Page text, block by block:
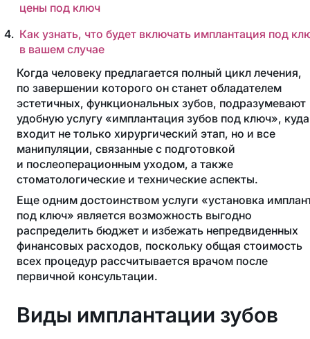
цены под ключ
Как узнать, что будет включать имплантация под
в вашем случае
Когда человеку предлагается полный цикл лечения,
по завершении которого он станет обладателем
эстетичных, функциональных зубов, подразумевают
удобную услугу «имплантация зубов под ключ», куда
входит не только хирургический этап, но и все
манипуляции, связанные с подготовкой
и послеоперационным уходом, а также
стоматологические и технические аспекты.
Еще одним достоинством услуги «установка
под ключ» является возможность выгодно
распределить бюджет и избежать непредвиденных
финансовых расходов, поскольку общая стоимость
всех процедур рассчитывается врачом после
первичной консультации.
Виды имплантации зубов